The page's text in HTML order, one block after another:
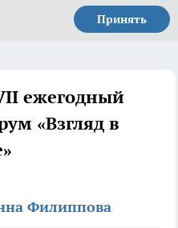
Принять
ежегодный
«Взгляд в
Филиппова